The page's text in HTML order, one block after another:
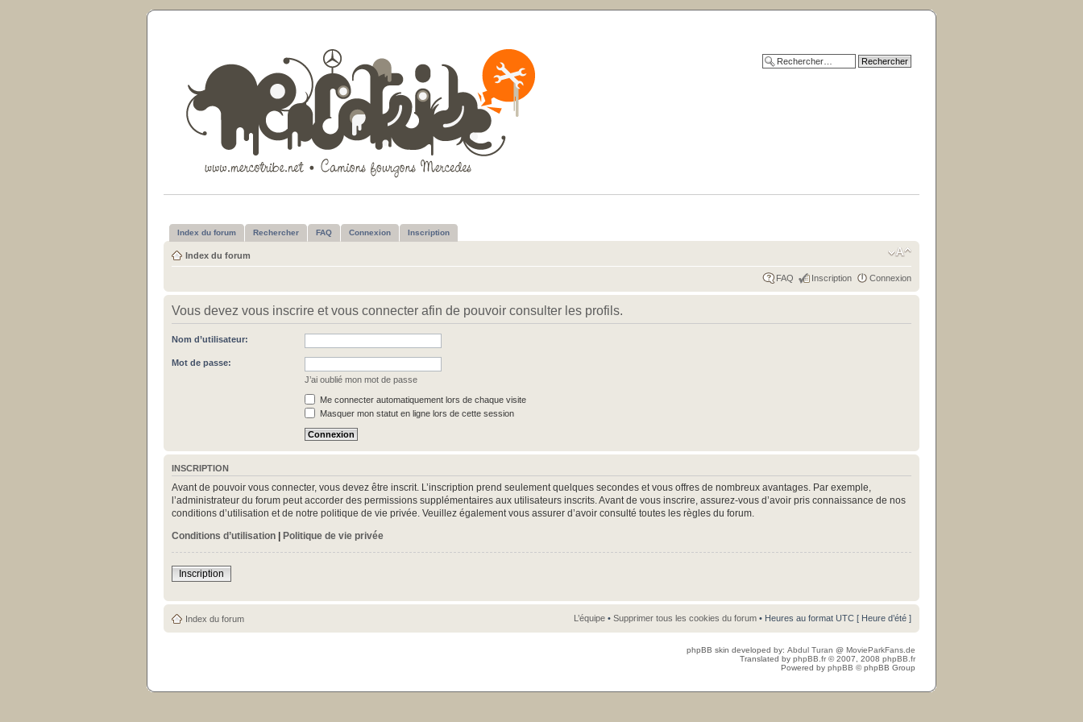
Index du forum Rechercher FAQ Connexion Inscription
Index du forum
FAQ Inscription Connexion
Vous devez vous inscrire et vous connecter afin de pouvoir consulter les profils.
Nom d’utilisateur:
Mot de passe:
J’ai oublié mon mot de passe
Me connecter automatiquement lors de chaque visite
Masquer mon statut en ligne lors de cette session
INSCRIPTION
Avant de pouvoir vous connecter, vous devez être inscrit. L’inscription prend seulement quelques secondes et vous offres de nombreux avantages. Par exemple,
l’administrateur du forum peut accorder des permissions supplémentaires aux utilisateurs inscrits. Avant de vous inscrire, assurez-vous d’avoir pris connaissance de nos
conditions d’utilisation et de notre politique de vie privée. Veuillez également vous assurer d’avoir consulté toutes les règles du forum.
Conditions d’utilisation | Politique de vie privée
Inscription
Index du forum L’équipe • Supprimer tous les cookies du forum • Heures au format UTC [ Heure d’été ]
phpBB skin developed by: Abdul Turan @ MovieParkFans.de
Translated by phpBB.fr © 2007, 2008 phpBB.fr
Powered by phpBB © phpBB Group